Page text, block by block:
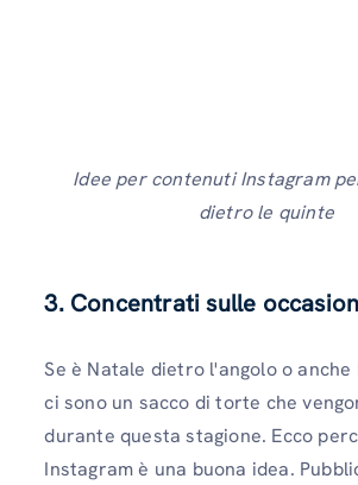
Idee per contenuti Instagram
dietro le quinte
3. Concentrati sulle
Se è Natale dietro l'angolo o anche
ci sono un sacco di torte che
durante questa stagione. Ecco
Instagram è una buona idea.